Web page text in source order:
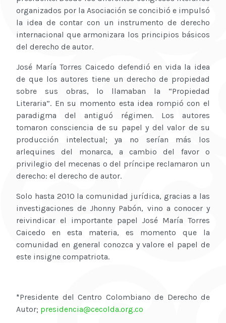
organizados por la Asociación se concibió e impulsó
la idea de contar con un instrumento de derecho
internacional que armonizara los principios básicos
del derecho de autor.
José María Torres Caicedo defendió en vida la idea
de que los autores tiene un derecho de propiedad
sobre sus obras, lo llamaban la “Propiedad
Literaria”. En su momento esta idea rompió con el
paradigma del antiguó régimen. Los autores
tomaron consciencia de su papel y del valor de su
producción intelectual; ya no serían más los
arlequines del monarca, a cambio del favor o
privilegio del mecenas o del príncipe reclamaron un
derecho: el derecho de autor.
Solo hasta 2010 la comunidad jurídica, gracias a las
investigaciones de Jhonny Pabón, vino a conocer y
reivindicar el importante papel José María Torres
Caicedo en esta materia, es momento que la
comunidad en general conozca y valore el papel de
este insigne compatriota.
*Presidente del Centro Colombiano de Derecho de
Autor; presidencia@cecolda.org.co